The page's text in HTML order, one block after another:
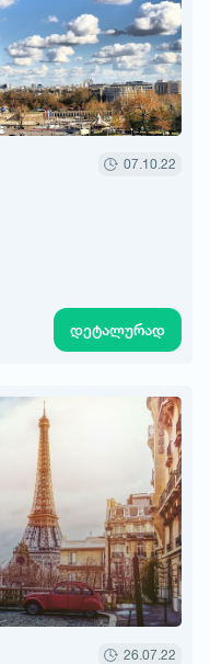
07.10.22
დეტალურად
26.07.22